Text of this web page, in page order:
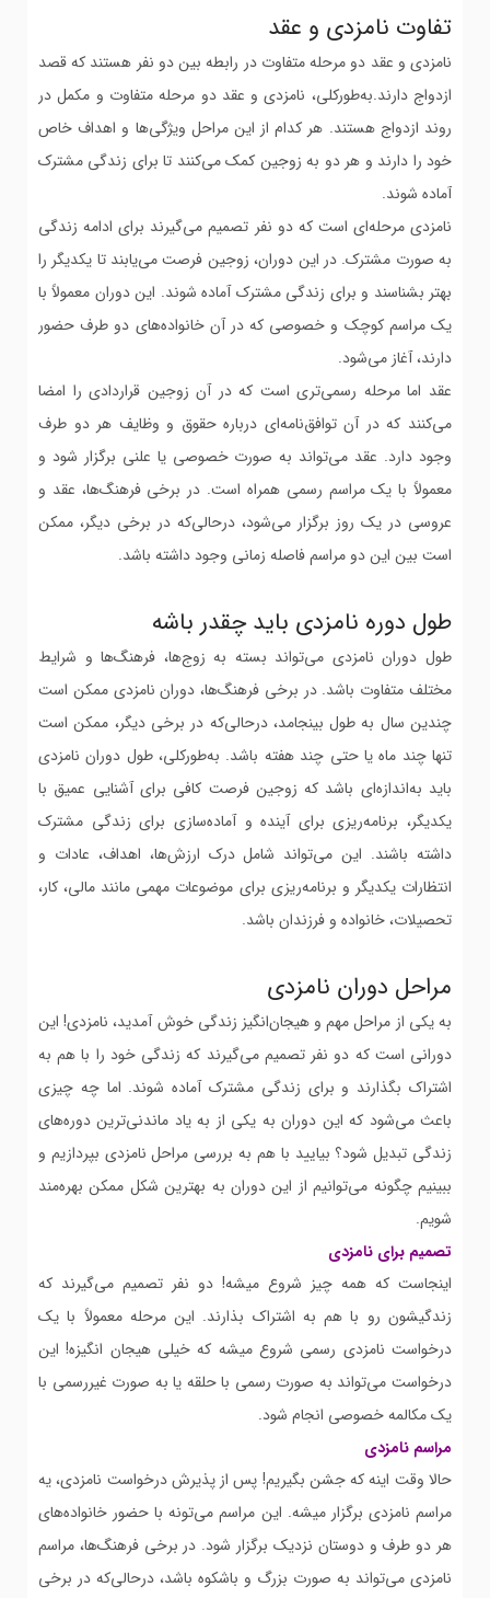
تفاوت نامزدی و عقد
نامزدی و عقد دو مرحله متفاوت در رابطه بین دو نفر هستند که قصد
ازدواج دارند.به‌طورکلی، نامزدی و عقد دو مرحله متفاوت و مکمل در
روند ازدواج هستند. هر کدام از این مراحل ویژگی‌ها و اهداف خاص
خود را دارند و هر دو به زوجین کمک می‌کنند تا برای زندگی مشترک
آماده شوند.
نامزدی مرحله‌ای است که دو نفر تصمیم می‌گیرند برای ادامه زندگی
به صورت مشترک. در این دوران، زوجین فرصت می‌یابند تا یکدیگر را
بهتر بشناسند و برای زندگی مشترک آماده شوند. این دوران معمولاً با
یک مراسم کوچک و خصوصی که در آن خانواده‌های دو طرف حضور
دارند، آغاز می‌شود.
عقد اما مرحله رسمی‌تری است که در آن زوجین قراردادی را امضا
می‌کنند که در آن توافق‌نامه‌ای درباره حقوق و وظایف هر دو طرف
وجود دارد. عقد می‌تواند به صورت خصوصی یا علنی برگزار شود و
معمولاً با یک مراسم رسمی همراه است. در برخی فرهنگ‌ها، عقد و
عروسی در یک روز برگزار می‌شود، درحالی‌که در برخی دیگر، ممکن
است بین این دو مراسم فاصله زمانی وجود داشته باشد.
طول دوره نامزدی باید چقدر باشه
طول دوران نامزدی می‌تواند بسته به زوج‌ها، فرهنگ‌ها و شرایط
مختلف متفاوت باشد. در برخی فرهنگ‌ها، دوران نامزدی ممکن است
چندین سال به طول بینجامد، درحالی‌که در برخی دیگر، ممکن است
تنها چند ماه یا حتی چند هفته باشد. به‌طورکلی، طول دوران نامزدی
باید به‌اندازه‌ای باشد که زوجین فرصت کافی برای آشنایی عمیق با
یکدیگر، برنامه‌ریزی برای آینده و آماده‌سازی برای زندگی مشترک
داشته باشند. این می‌تواند شامل درک ارزش‌ها، اهداف، عادات و
انتظارات یکدیگر و برنامه‌ریزی برای موضوعات مهمی مانند مالی، کار،
تحصیلات، خانواده و فرزندان باشد.
مراحل دوران نامزدی
به یکی از مراحل مهم و هیجان‌انگیز زندگی خوش آمدید، نامزدی! این
دورانی است که دو نفر تصمیم می‌گیرند که زندگی خود را با هم به
اشتراک بگذارند و برای زندگی مشترک آماده شوند. اما چه چیزی
باعث می‌شود که این دوران به یکی از به یاد ماندنی‌ترین دوره‌های
زندگی تبدیل شود؟ بیایید با هم به بررسی مراحل نامزدی بپردازیم و
ببینیم چگونه می‌توانیم از این دوران به بهترین شکل ممکن بهره‌مند
شویم.
تصمیم برای نامزدی
اینجاست که همه چیز شروع میشه! دو نفر تصمیم می‌گیرند که
زندگیشون رو با هم به اشتراک بذارند. این مرحله معمولاً با یک
درخواست نامزدی رسمی شروع میشه که خیلی هیجان انگیزه! این
درخواست می‌تواند به صورت رسمی با حلقه یا به صورت غیررسمی با
یک مکالمه خصوصی انجام شود.
مراسم نامزدی
حالا وقت اینه که جشن بگیریم! پس از پذیرش درخواست نامزدی، یه
مراسم نامزدی برگزار میشه. این مراسم می‌تونه با حضور خانواده‌های
هر دو طرف و دوستان نزدیک برگزار شود. در برخی فرهنگ‌ها، مراسم
نامزدی می‌تواند به صورت بزرگ و باشکوه باشد، درحالی‌که در برخی